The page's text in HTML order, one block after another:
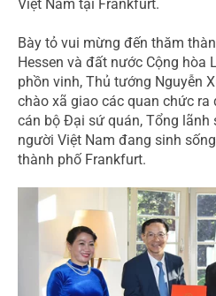
Việt Nam tại Frankfurt.
Bày tỏ vui mừng đến thăm
Hessen và đất nước Cộng hòa
phồn vinh, Thủ tướng Nguyễn
chào xã giao các quan chức
cán bộ Đại sứ quán, Tổng lãnh
người Việt Nam đang sinh
thành phố Frankfurt.